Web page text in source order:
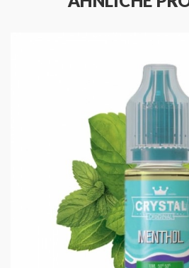
Verpassen Sie nicht die
Katalog, um diese und andere
Geschmacksrichtungen zu
Gönnen Sie sich heute die
und Menthol. Fügen SieBig Salts
Warenkorb hinzu und gönnen Sie
Dampferlebnis wie kein anderes.
Geschmacksknospen werden es